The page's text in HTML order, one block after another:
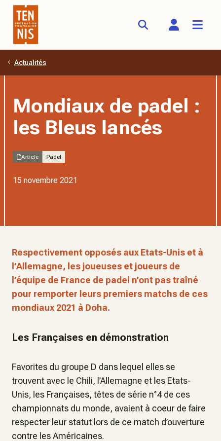
Aller au contenu principal
Actualités
Mondiaux de padel :
les Bleus lancés
Article Padel
15 novembre 2021
Respectivement opposés aux Etats-Unis et à
l’Allemagne, les joueuses et joueurs de
l’équipe de France de padel n’ont pas traîné
pour remporter leurs premiers matchs de ces
mondiaux 2021 à Doha.
Les Françaises en démonstration
Favorites du groupe D dans lequel elles se
trouvent avec le Chili, l’Allemagne et les Etats-
Unis, les Françaises, têtes de série n°4 de ces
championnats du monde, avaient à coeur de faire
respecter leur statut lors de ce match d’ouverture
contre les Américaines.